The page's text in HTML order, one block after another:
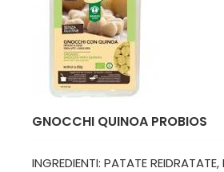
GNOCCHI QUINOA PROBIOS
INGREDIENTI: PATATE